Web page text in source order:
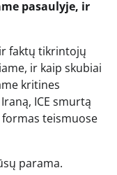
pasaulyje, ir
faktų tikrintojų
ir kaip skubiai
kritines
ICE smurtą
teismuose
parama.